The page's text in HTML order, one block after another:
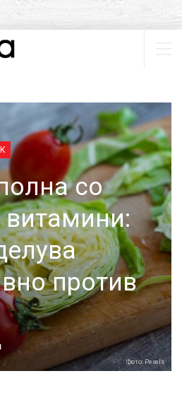
со
витамини:
против
Фото: Pexels